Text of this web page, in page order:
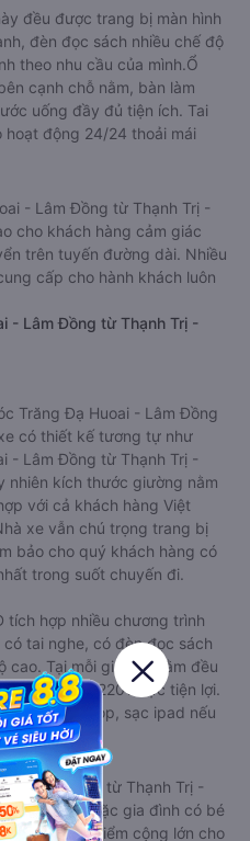
đều được trang bị màn hình
đèn đọc sách nhiều chế độ
theo nhu cầu của mình.Ổ
cạnh chỗ nằm, bàn làm
uống đầy đủ tiện ích. Tai
hoạt động 24/24 thoải mái
- Lâm Đồng từ Thạnh Trị -
cho khách hàng cảm giác
trên tuyến đường dài. Nhiều
cấp cho hành khách luôn
- Lâm Đồng từ Thạnh Trị -
Trăng Đạ Huoai - Lâm Đồng
có thiết kế tương tự như
- Lâm Đồng từ Thạnh Trị -
nhiên kích thước giường nằm
với cả khách hàng Việt
xe vẫn chú trọng trang bị
bảo cho quý khách hàng có
trong suốt chuyến đi.
tích hợp nhiều chương trình
tai nghe, có đèn đọc sách
cao. Tại mỗi giường nằm đều
nguồn điện 220v cực tiện lợi.
sạc laptop, sạc ipad nếu
- Lâm Đồng từ Thạnh Trị -
cặp đôi hoặc gia đình có bé
tư. Một điểm cộng lớn cho